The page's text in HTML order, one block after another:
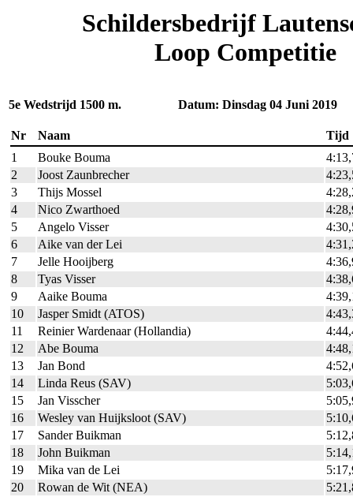
Schildersbedrijf
Loop Competitie
5e Wedstrijd 1500 m. Datum: Dinsdag 04 Juni 2019
Nr Naam
Tijd
1
Bouke Bouma
2
Joost Zaunbrecher
3
Thijs Mossel
4
Nico Zwarthoed
5
Angelo Visser
6
Aike van der Lei
7
Jelle Hooijberg
8
Tyas Visser
9
Aaike Bouma
10
Jasper Smidt (ATOS)
11
Reinier Wardenaar (Hollandia)
12
Abe Bouma
13
Jan Bond
14
Linda Reus (SAV)
15
Jan Visscher
16
Wesley van Huijksloot (SAV)
17
Sander Buikman
18
John Buikman
19
Mika van de Lei
20
Rowan de Wit (NEA)